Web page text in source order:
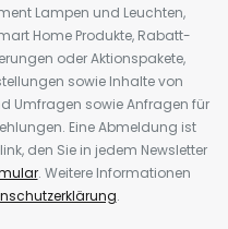
Lampen und Leuchten,
Home Produkte, Rabatt-
oder Aktionspakete,
sowie Inhalte von
Umfragen sowie Anfragen für
Eine Abmeldung ist
den Sie in jedem Newsletter
. Weitere Informationen
.